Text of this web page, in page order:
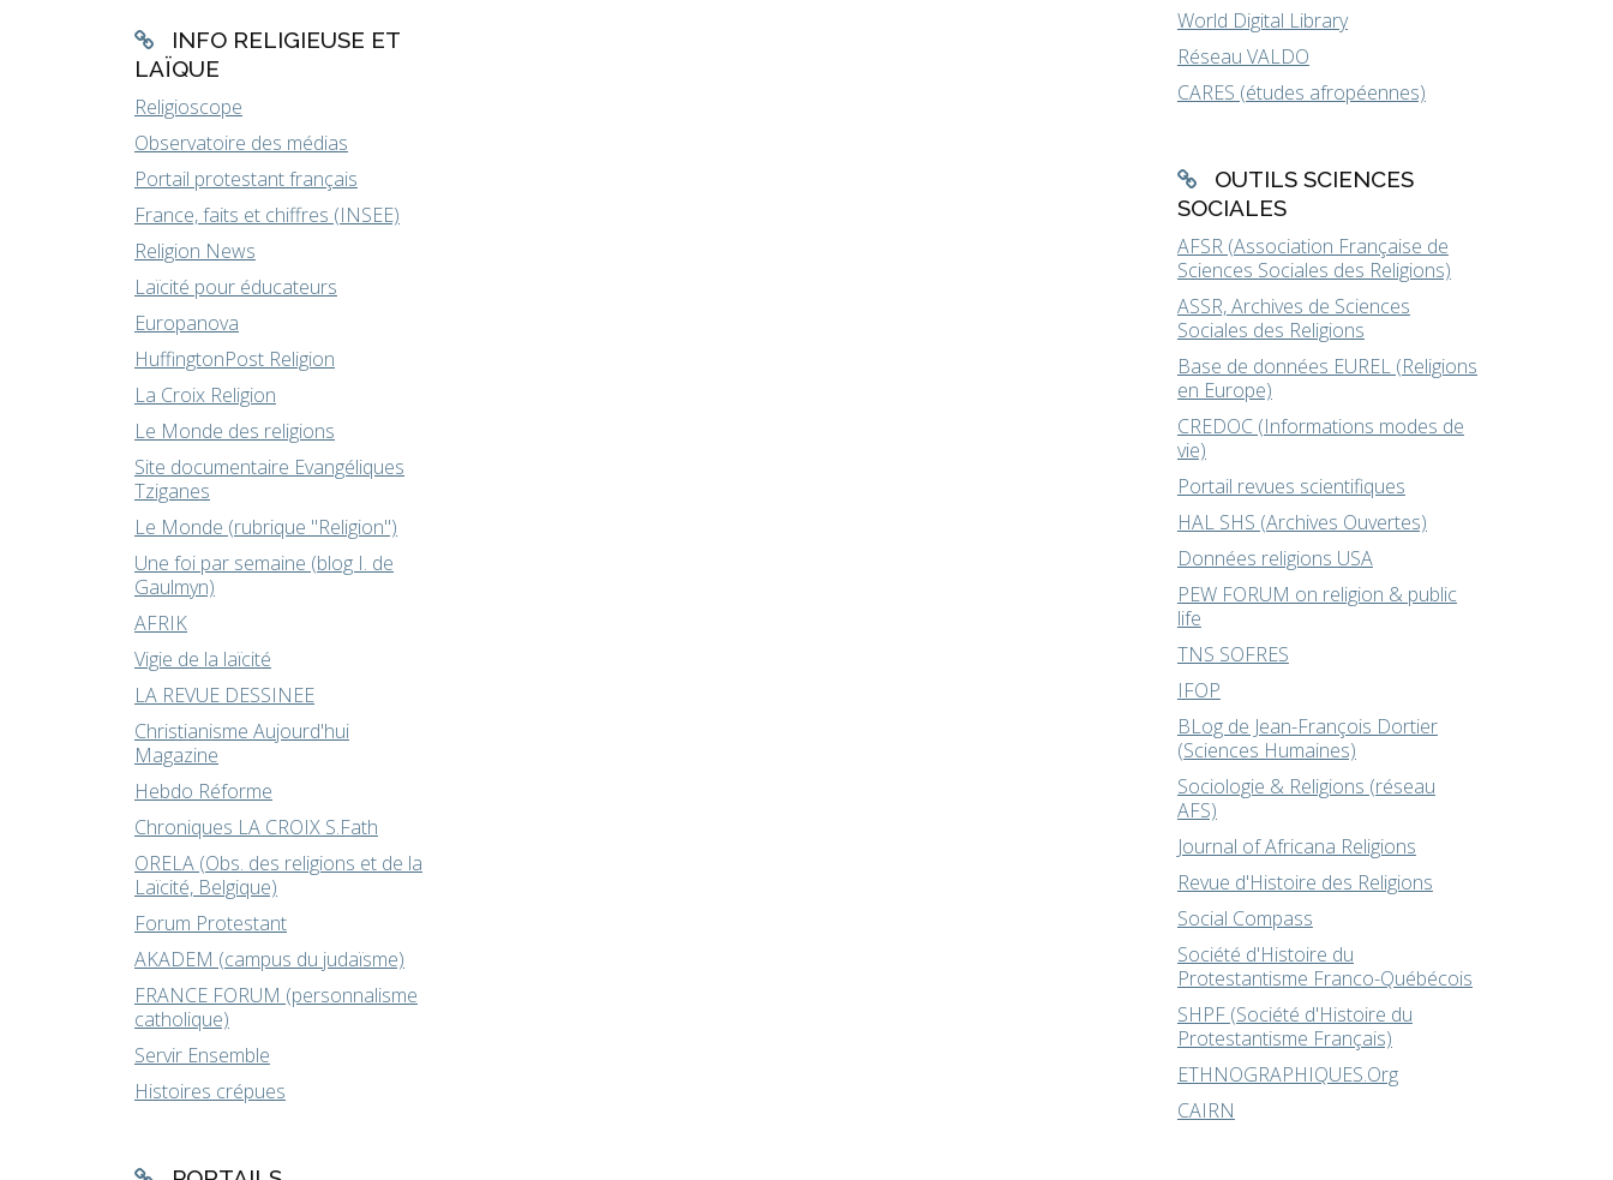
INFO RELIGIEUSE ET
LAÏQUE
Religioscope
Observatoire des médias
Portail protestant français
France, faits et chiffres (INSEE)
Religion News
Laïcité pour éducateurs
Europanova
HuffingtonPost Religion
La Croix Religion
Le Monde des religions
Site documentaire Evangéliques
Tziganes
Le Monde (rubrique "Religion")
Une foi par semaine (blog I. de
Gaulmyn)
AFRIK
Vigie de la laïcité
LA REVUE DESSINEE
Christianisme Aujourd'hui
Magazine
Hebdo Réforme
Chroniques LA CROIX S.Fath
ORELA (Obs. des religions et de la
Laïcité, Belgique)
Forum Protestant
AKADEM (campus du judaïsme)
FRANCE FORUM (personnalisme
catholique)
Servir Ensemble
Histoires crépues
World Digital Library
Réseau VALDO
CARES (études afropéennes)
OUTILS SCIENCES
SOCIALES
AFSR (Association Française de
Sciences Sociales des Religions)
ASSR, Archives de Sciences
Sociales des Religions
Base de données EUREL (Religions
en Europe)
CREDOC (Informations modes de
vie)
Portail revues scientifiques
HAL SHS (Archives Ouvertes)
Données religions USA
PEW FORUM on religion & public
life
TNS SOFRES
IFOP
BLog de Jean-François Dortier
(Sciences Humaines)
Sociologie & Religions (réseau
AFS)
Journal of Africana Religions
Revue d'Histoire des Religions
Social Compass
Société d'Histoire du
Protestantisme Franco-Québécois
SHPF (Société d'Histoire du
Protestantisme Français)
ETHNOGRAPHIQUES.Org
CAIRN